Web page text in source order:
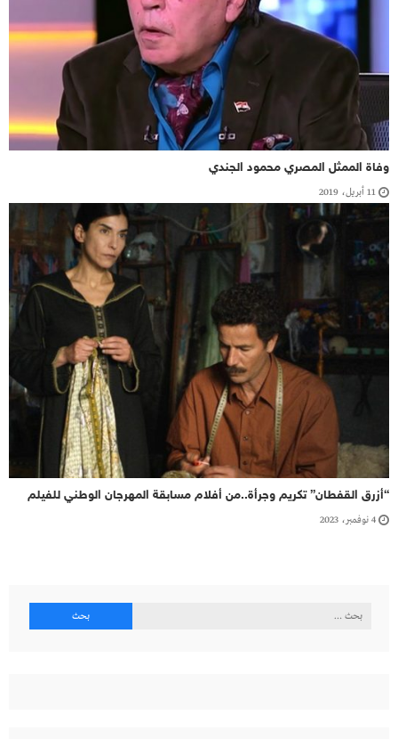
وفاة الممثل المصري محمود الجندي
11 أبريل، 2019
“أزرق القفطان” تكريم وجرأة..من أفلام مسابقة المهرجان الوطني للفيلم
4 نوفمبر، 2023
البحث